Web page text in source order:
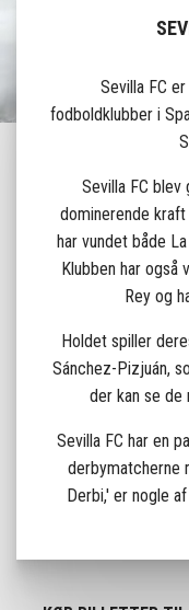
Sevilla FC
fodboldklubber i
Sevilla FC
dominerende
har vundet både
Klubben har
Rey og
Holdet spiller
Sánchez-Pizjuán,
der kan se de
Sevilla FC har en
derbymatcherne
Derbi,' er nogle